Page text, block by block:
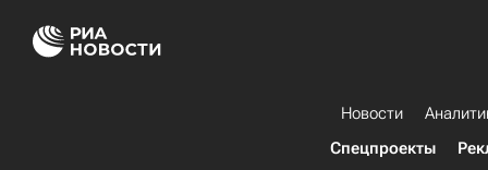
Новости
Спецпроекты